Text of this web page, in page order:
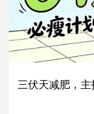
三伏天减肥，主